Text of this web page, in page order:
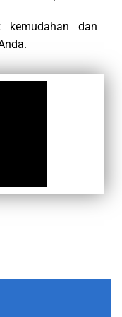
dan